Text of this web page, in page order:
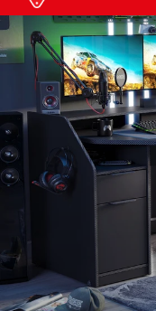
content